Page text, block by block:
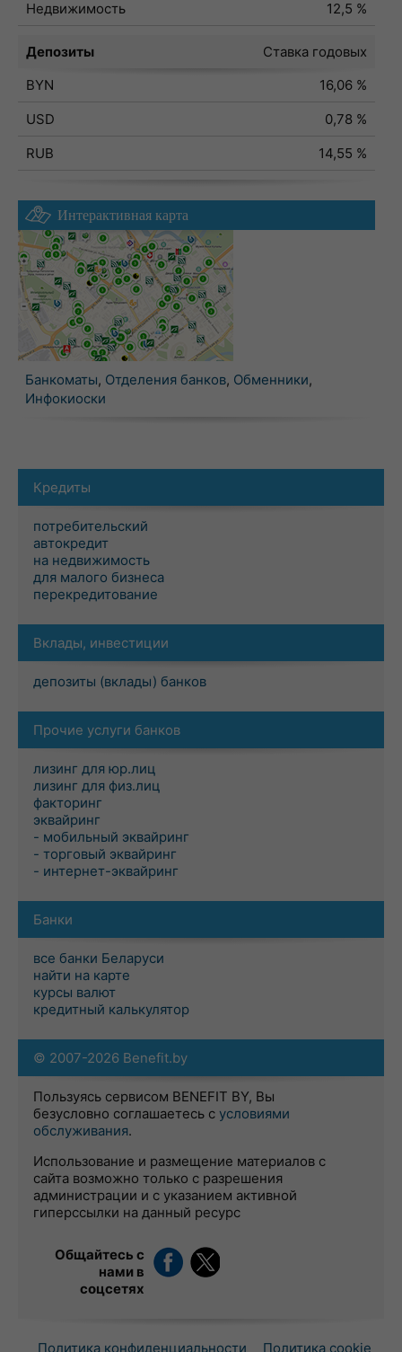
Недвижимость
12,5 %
Депозиты
Ставка годовых
BYN
16,06 %
USD
0,78 %
RUB
14,55 %
Интерактивная карта
Банкоматы, Отделения банков, Обменники,
Инфокиоски
Кредиты
потребительский
автокредит
на недвижимость
для малого бизнеса
перекредитование
Вклады, инвестиции
депозиты (вклады) банков
Прочие услуги банков
лизинг для юр.лиц
лизинг для физ.лиц
факторинг
эквайринг
- мобильный эквайринг
- торговый эквайринг
- интернет-эквайринг
Банки
все банки Беларуси
найти на карте
курсы валют
кредитный калькулятор
© 2007-2026 Benefit.by
Пользуясь сервисом BENEFIT BY, Вы
безусловно соглашаетесь с условиями
обслуживания.
Использование и размещение материалов с
сайта возможно только с разрешения
администрации и с указанием активной
гиперссылки на данный ресурс
Общайтесь с
нами в
соцсетях
Политика конфиденциальности Политика cookie